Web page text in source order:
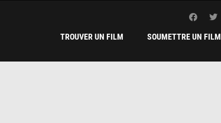
SOUMETTRE UN FILM
TROUVER UN FILM